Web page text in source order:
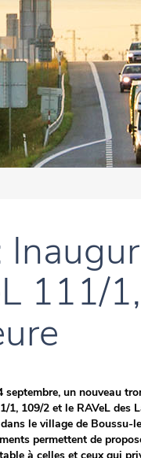
111/
septembre, un nouveau
1, 109/2 et le RAVeL des
le village de Boussu-
permettent de